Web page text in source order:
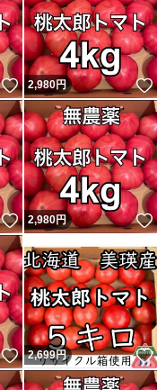
いいね！
2,980円
いいね！
2,980円
いいね！
2,699円